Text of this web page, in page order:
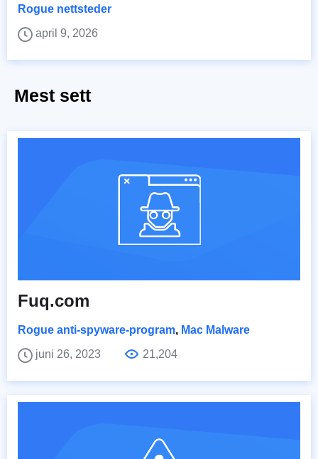
Rogue nettsteder
april 9, 2026
Mest sett
Fuq.com
Rogue anti-spyware-program, Mac Malware
juni 26, 2023
21,204